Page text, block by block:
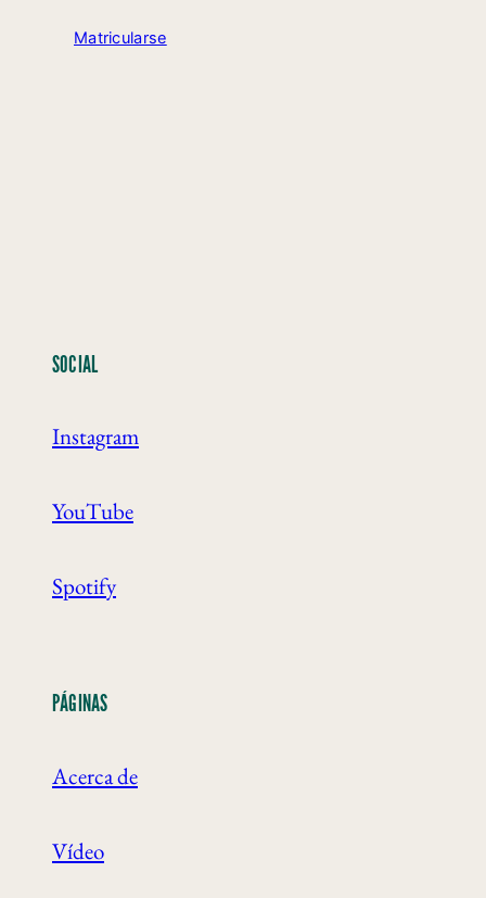
Matricularse
SOCIAL
Instagram
YouTube
Spotify
PÁGINAS
Acerca de
Vídeo